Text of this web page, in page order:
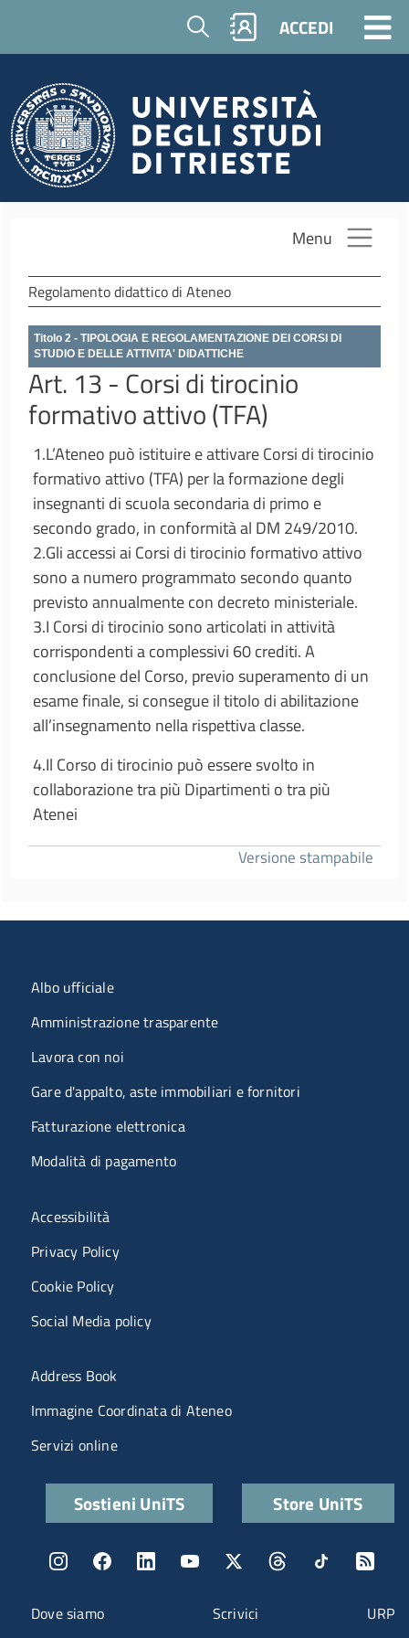
Salta al contenuto principale
Cerca ACCEDI
Menu
Regolamento didattico di Ateneo
Titolo 2 - TIPOLOGIA E REGOLAMENTAZIONE DEI CORSI DI
STUDIO E DELLE ATTIVITA' DIDATTICHE
Art. 13 - Corsi di tirocinio
formativo attivo (TFA)
1.L’Ateneo può istituire e attivare Corsi di tirocinio
formativo attivo (TFA) per la formazione degli
insegnanti di scuola secondaria di primo e
secondo grado, in conformità al DM 249/2010.
2.Gli accessi ai Corsi di tirocinio formativo attivo
sono a numero programmato secondo quanto
previsto annualmente con decreto ministeriale.
3.I Corsi di tirocinio sono articolati in attività
corrispondenti a complessivi 60 crediti. A
conclusione del Corso, previo superamento di un
esame finale, si consegue il titolo di abilitazione
all’insegnamento nella rispettiva classe.
4.Il Corso di tirocinio può essere svolto in
collaborazione tra più Dipartimenti o tra più
Atenei
Versione stampabile
Menu contatti
Dove siamo Scrivici URP
Menu organizzazione
Albo ufficiale
Amministrazione trasparente
Lavora con noi
Gare d'appalto, aste immobiliari e fornitori
Fatturazione elettronica
Modalità di pagamento
Menù riferimenti
Accessibilità
Privacy Policy
Cookie Policy
Social Media policy
Menu portale
Address Book
Immagine Coordinata di Ateneo
Servizi online
Quick linksSostieni UniTS Store UniTS
Menu social